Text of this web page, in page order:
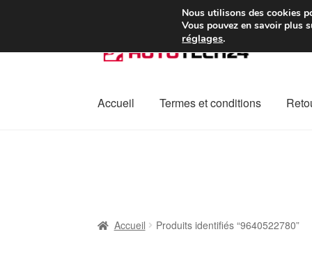
Colissimo livraison à
à
navigation
au
Accueil
Termes et conditions
Accueil Produits identifiés “9640522780”
Nous utilisons des cookies
Vous pouvez en savoir plus
réglages.